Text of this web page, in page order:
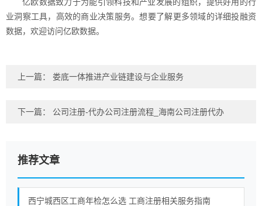
业洞察工具，高效的商业决策服务。想要了解更多领域的详细投融资
数据，欢迎访问亿欧数据。
上一篇： 娄底一体推进产业链建设与企业服务
下一篇： 公司注册-代办公司注册流程_海南公司注册代办
推荐文章
西宁城西区工商年检怎么选 工商注册相关服务指南